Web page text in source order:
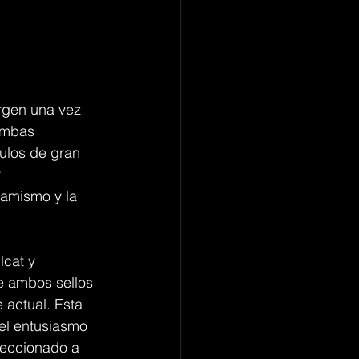
una vez
de gran
y la
y
ambos sellos
actual. Esta
entusiasmo
a